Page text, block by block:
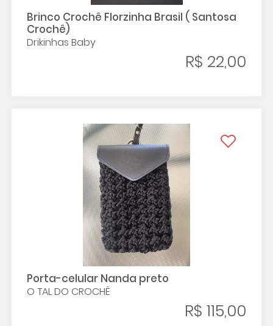
Brinco Crochê Florzinha Brasil ( Santosa
Crochê)
Drikinhas Baby
R$ 22,00
Porta-celular Nanda preto
O TAL DO CROCHÊ
R$ 115,00